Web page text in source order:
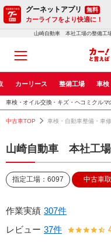
グーネットアプリ 無料
カーライフをより快適に！
山崎自動車 本社工場の整備工
カーリース 整備工場 車検
車検・オイル交換・キズ・ヘコミクルマ
中古車TOP 車検・自動車整備・車
山崎自動車 本社工場
指定工場：6097 中古車
作業実績 307件
レビュー 37件